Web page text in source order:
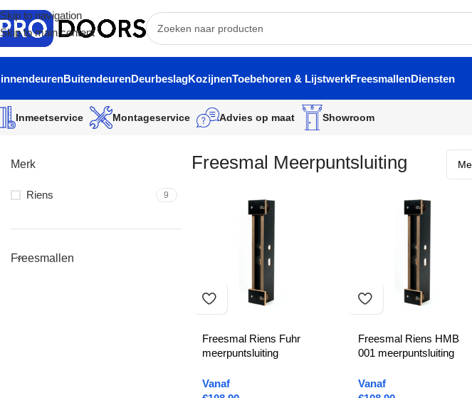
Skip to navigation
Skip to main content
BuitendeurenDeurbeslagKozijnenToebehoren & LijstwerkFreesmallenDiensten
Inmeetservice Montageservice Advies op maat Showroom
Merk
Riens 9
Freesmallen
Freesmal Meerpuntsluiting
Freesmal Riens Fuhr
meerpuntsluiting
Vanaf
Freesmal Riens HMB
001 meerpuntsluiting
Vanaf